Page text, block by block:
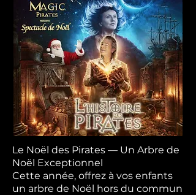
Le Noël des Pirates — Un Arbre de
Noël Exceptionnel
Cette année, offrez à vos enfants
un arbre de Noël hors du commun